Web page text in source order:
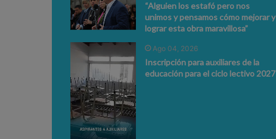
“Alguien los estafó pero nos
unimos y pensamos cómo mejorar y
lograr esta obra maravillosa”
Ago 04, 2026
Inscripción para auxiliares de la
educación para el ciclo lectivo 2027